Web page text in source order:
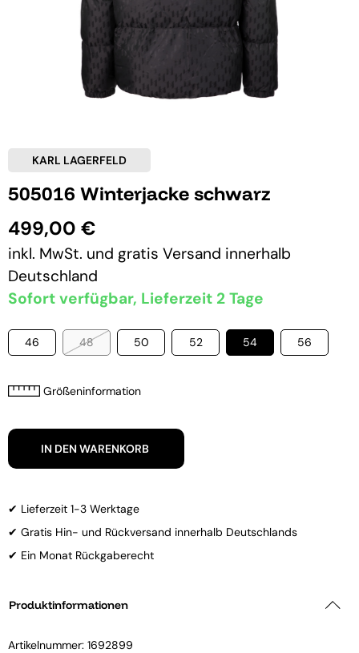
KARL LAGERFELD
505016 Winterjacke schwarz
499,00 €
inkl. MwSt. und gratis Versand innerhalb
Deutschland
Sofort verfügbar, Lieferzeit 2 Tage
46 48 50 52 54 56
Größeninformation
IN DEN WARENKORB
✔ Lieferzeit 1-3 Werktage
✔ Gratis Hin- und Rückversand innerhalb Deutschlands
✔ Ein Monat Rückgaberecht
Produktinformationen
Artikelnummer: 1692899